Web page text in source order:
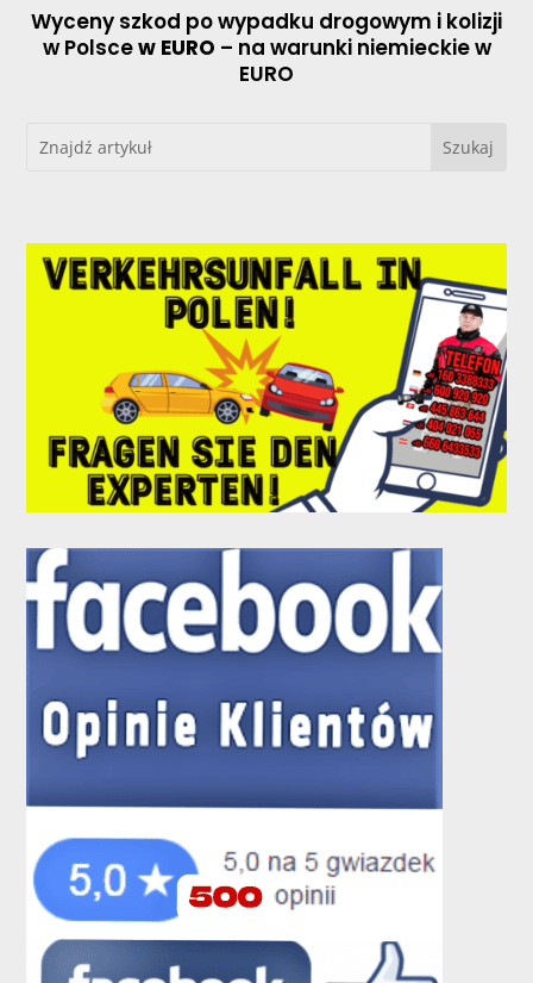
Wyceny szkod po wypadku drogowym i kolizji
w Polscew EURO – na warunki niemieckie w
EURO